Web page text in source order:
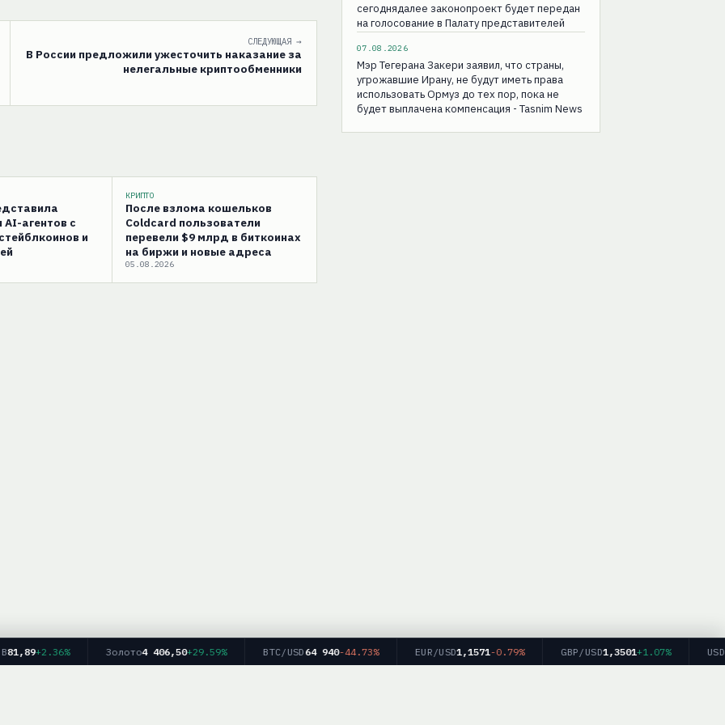
СЛЕДУЮЩАЯ →
В России предложили ужесточить наказание за
нелегальные криптообменники
агентов с
и
КРИПТО
После взлома кошельков
Coldcard пользователи
перевели $9 млрд в биткоинах
на биржи и новые адреса
05.08.2026
сегоднядалее законопроект будет передан
на голосование в Палату представителей
07.08.2026
Мэр Тегерана Закери заявил, что страны,
угрожавшие Ирану, не будут иметь права
использовать Ормуз до тех пор, пока не
будет выплачена компенсация - Tasnim News
+2.36% Золото4 406,50+29.59% BTC/USD64 940-44.73% EUR/USD1,1571-0.79% GBP/USD1,3501+1.07% USD/